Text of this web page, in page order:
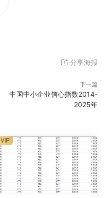
分享海报
下一篇
中国中小企业信心指数2014-
2025年
VIP